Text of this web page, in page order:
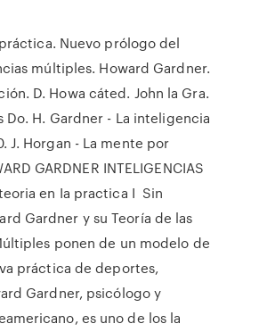
Nuevo prólogo del
múltiples. Howard Gardner.
D. Howa cáted. John la Gra.
Do. H. Gardner - La inteligencia
J. Horgan - La mente por
GARDNER INTELIGENCIAS
teoria en Ia practica I Sin
Gardner y su Teoría de las
ponen de un modelo de
práctica de deportes,
Gardner, psicólogo y
es uno de los la